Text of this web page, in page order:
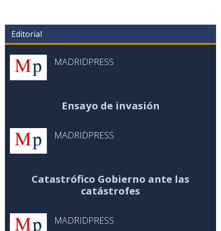
Editorial
MADRIDPRESS
Ensayo de invasión
MADRIDPRESS
Catastrófico Gobierno ante las
catástrofes
MADRIDPRESS